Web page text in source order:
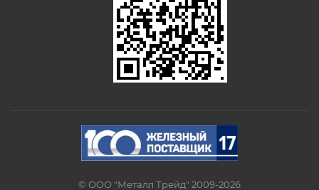
© ООО "Металл Трейд" 2009-2026